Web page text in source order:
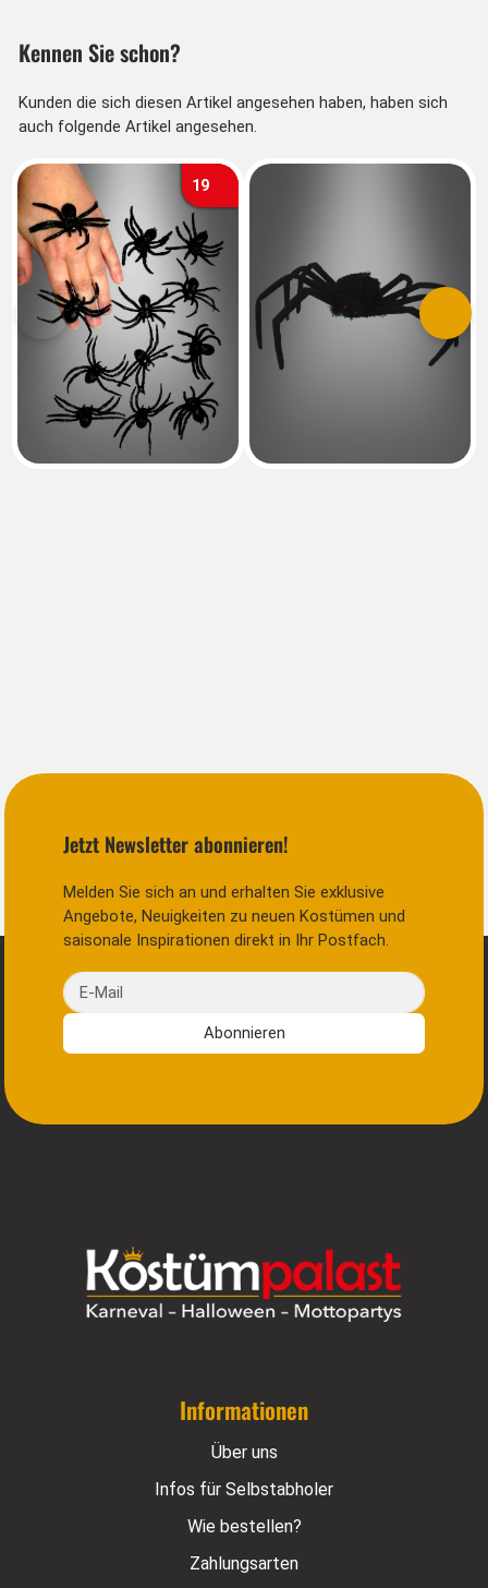
Kennen Sie schon?
Kunden die sich diesen Artikel angesehen haben, haben sich
auch folgende Artikel angesehen.
19
Vorherige
Jetzt Newsletter abonnieren!
Melden Sie sich an und erhalten Sie exklusive
Angebote, Neuigkeiten zu neuen Kostümen und
saisonale Inspirationen direkt in Ihr Postfach.
E-Mail
Abonnieren
Informationen
Über uns
Infos für Selbstabholer
Wie bestellen?
Zahlungsarten